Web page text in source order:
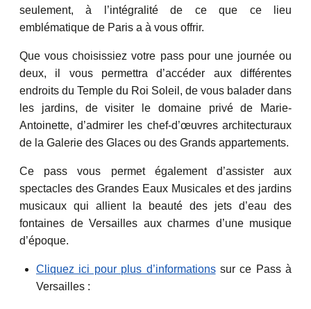
seulement, à l’intégralité de ce que ce lieu
emblématique de Paris a à vous offrir.
Que vous choisissiez votre pass pour une journée ou
deux, il vous permettra d’accéder aux différentes
endroits du Temple du Roi Soleil, de vous balader dans
les jardins, de visiter le domaine privé de Marie-
Antoinette, d’admirer les chef-d’œuvres architecturaux
de la Galerie des Glaces ou des Grands appartements.
Ce pass vous permet également d’assister aux
spectacles des Grandes Eaux Musicales et des jardins
musicaux qui allient la beauté des jets d’eau des
fontaines de Versailles aux charmes d’une musique
d’époque.
Cliquez ici pour plus d’informationssur ce Pass à
Versailles :